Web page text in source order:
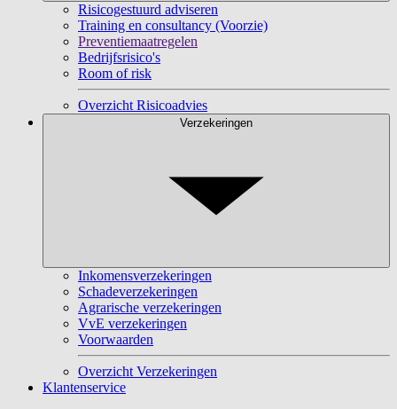
Risicogestuurd adviseren
Training en consultancy (Voorzie)
Preventiemaatregelen
Bedrijfsrisico's
Room of risk
Overzicht Risicoadvies
Verzekeringen
Inkomensverzekeringen
Schadeverzekeringen
Agrarische verzekeringen
VvE verzekeringen
Voorwaarden
Overzicht Verzekeringen
Klantenservice